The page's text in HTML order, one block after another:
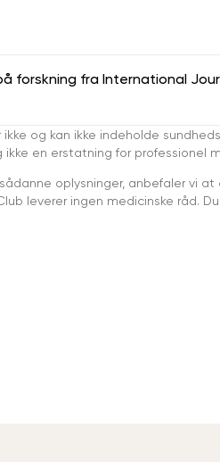
forskning fra International
og kan ikke indeholde
en erstatning for professionel
oplysninger, anbefaler vi
leverer ingen medicinske råd.